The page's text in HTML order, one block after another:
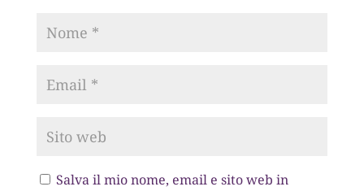
Salva il mio nome, email e sito web in